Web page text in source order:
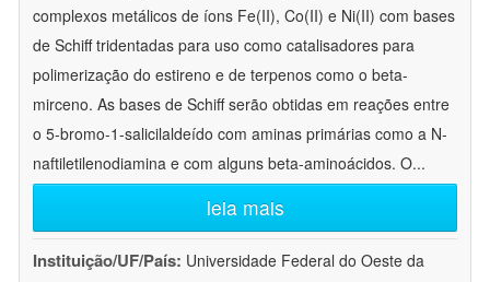
complexos metálicos de íons Fe(II), Co(II) e Ni(II) com bases
de Schiff tridentadas para uso como catalisadores para
polimerização do estireno e de terpenos como o beta-
mirceno. As bases de Schiff serão obtidas em reações entre
o 5-bromo-1-salicilaldeído com aminas primárias como a N-
naftiletilenodiamina e com alguns beta-aminoácidos. O...
leia mais
Instituição/UF/País: Universidade Federal do Oeste da